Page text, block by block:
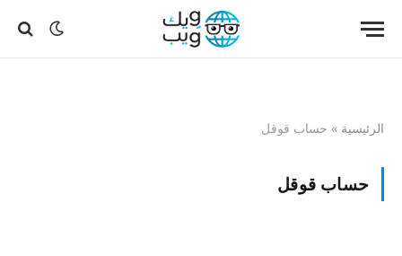
الرئيسية » حساب قوقل
حساب قوقل